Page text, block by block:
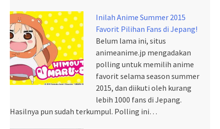
Inilah Anime Summer 2015
Favorit Pilihan Fans di Jepang!
Belum lama ini, situs
animeanime.jp mengadakan
polling untuk memilih anime
favorit selama season summer
2015, dan diikuti oleh kurang
lebih 1000 fans di Jepang.
Hasilnya pun sudah terkumpul. Polling ini…